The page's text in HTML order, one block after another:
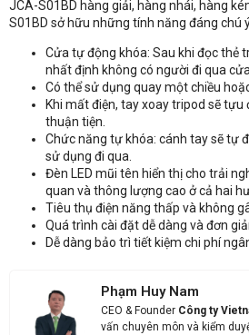
JCA-S01BD hàng giải, hàng nhái, hàng
S01BD sở hữu những tính năng đáng chú
Cửa tự động khóa: Sau khi đọc thẻ
nhất định không có người đi qua
Có thể sử dụng quay một chiều
Khi mất điện, tay xoay tripod sẽ tựu
thuận tiện.
Chức năng tự khóa: cánh tay sẽ tự
sử dụng đi qua.
Đèn LED mũi tên hiển thị cho trải
quan và thông lượng cao ở cả hai
Tiêu thụ điện năng thấp và không
Quá trình cài đặt dễ dàng và đơn
Dễ dàng bảo trì tiết kiệm chi phí
Phạm Huy Nam
CEO & Founder Công ty
vấn chuyên môn và kiểm
Nhận báo giá sản phẩm: Cổng xoay 3 càng